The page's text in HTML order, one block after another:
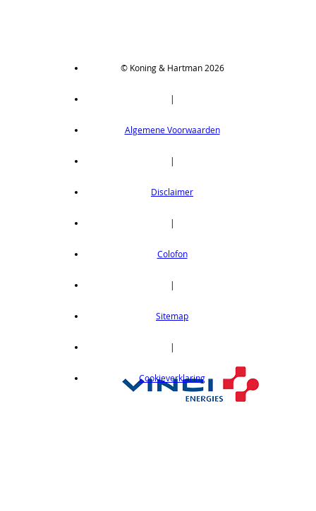
© Koning & Hartman 2026
|
Algemene Voorwaarden
|
Disclaimer
|
Colofon
|
Sitemap
|
Cookieverklaring